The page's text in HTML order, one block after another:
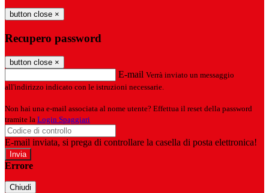
button close ×
Recupero password
button close ×
E-mail Verrà inviato un messaggio
all'indirizzo indicato con le istruzioni necessarie.
Non hai una e-mail associata al nome utente? Effettua il reset della password
tramite la Login Spaggiari
E-mail inviata, si prega di controllare la casella di posta elettronica!
Errore
Chiudi